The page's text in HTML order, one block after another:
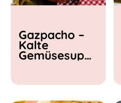
< 15 min
15 - 30 min
30 - 60 min
Gazpacho –
Kalte
Gemüsesupp